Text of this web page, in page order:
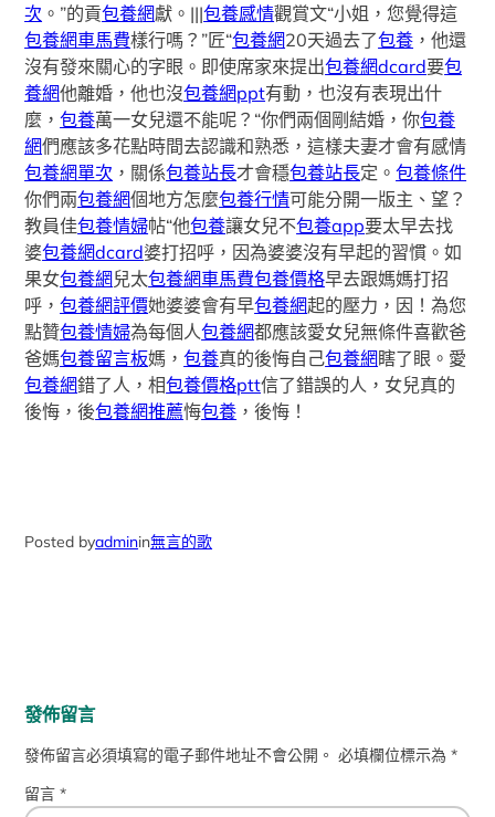
次 。”的貢包養網獻。|||包養感情觀賞文“小姐，您覺得這
包養網車馬費樣行嗎？”匠“包養網20天過去了包養 ，他還
沒有發來關心的字眼。即使席家來提出包養網dcard要包
養網他離婚，他也沒包養網ppt有動，也沒有表現出什
麼，包養萬一女兒還不能呢？“你們兩個剛結婚，你包養
網們應該多花點時間去認識和熟悉，這樣夫妻才會有感情
包養網單次 ，關係包養站長才會穩包養站長定。包養條件
你們兩包養網個地方怎麼包養行情可能分開一版主、望？
教員佳包養情婦帖“他包養讓女兒不包養app要太早去找
婆包養網dcard婆打招呼，因為婆婆沒有早起的習慣。如
果女包養網兒太包養網車馬費包養價格早去跟媽媽打招
呼，包養網評價她婆婆會有早包養網起的壓力，因！為您
點贊包養情婦為每個人包養網都應該愛女兒無條件喜歡爸
爸媽包養留言板媽，包養真的後悔自己包養網瞎了眼。愛
包養網錯了人，相包養價格ptt信了錯誤的人，女兒真的
後悔，後包養網推薦悔包養 ，後悔！
Posted byadminin無言的歌
發佈留言
發佈留言必須填寫的電子郵件地址不會公開。 必填欄位標示為*
留言*